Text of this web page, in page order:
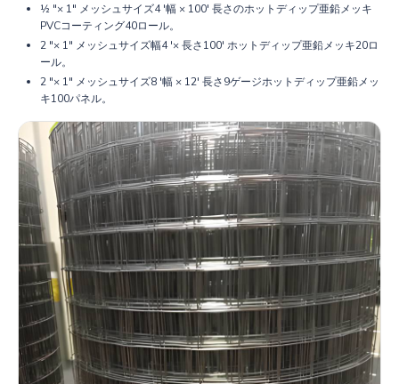
½ "× 1" メッシュサイズ4 '幅 × 100' 長さのホットディップ亜鉛メッキ
PVCコーティング40ロール。
2 "× 1" メッシュサイズ幅4 '× 長さ100' ホットディップ亜鉛メッキ20ロ
ール。
2 "× 1" メッシュサイズ8 '幅 × 12' 長さ9ゲージホットディップ亜鉛メッ
キ100パネル。